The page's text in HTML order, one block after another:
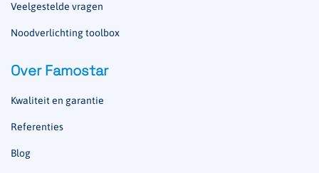
Veelgestelde vragen
Noodverlichting toolbox
Over Famostar
Kwaliteit en garantie
Referenties
Blog